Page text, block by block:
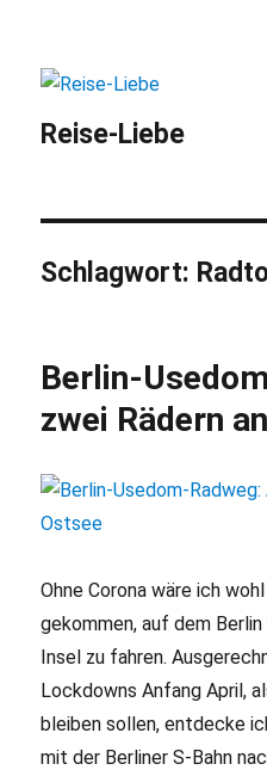
Reise-Liebe
Schlagwort:
Berlin-
zwei Rädern
Ohne Corona wäre ich
gekommen, auf dem
Insel zu fahren.
Lockdowns Anfang April,
bleiben sollen, entdecke
mit der Berliner S-Bahn